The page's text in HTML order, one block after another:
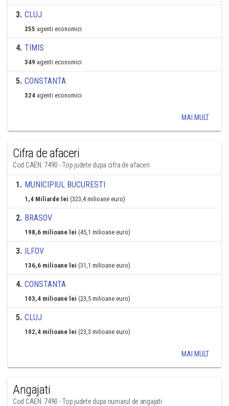
3. CLUJ
355 agenti economici
4. TIMIS
349 agenti economici
5. CONSTANTA
324 agenti economici
MAI MULT
Cifra de afaceri
Cod CAEN: 7490 - Top judete dupa cifra de afaceri
1. MUNICIPIUL BUCURESTI
1,4 Miliarde lei (323,4 milioane euro)
2. BRASOV
198,6 milioane lei (45,1 milioane euro)
3. ILFOV
136,6 milioane lei (31,1 milioane euro)
4. CONSTANTA
103,4 milioane lei (23,5 milioane euro)
5. CLUJ
102,4 milioane lei (23,3 milioane euro)
MAI MULT
Angajati
Cod CAEN: 7490 - Top judete dupa numarul de angajati